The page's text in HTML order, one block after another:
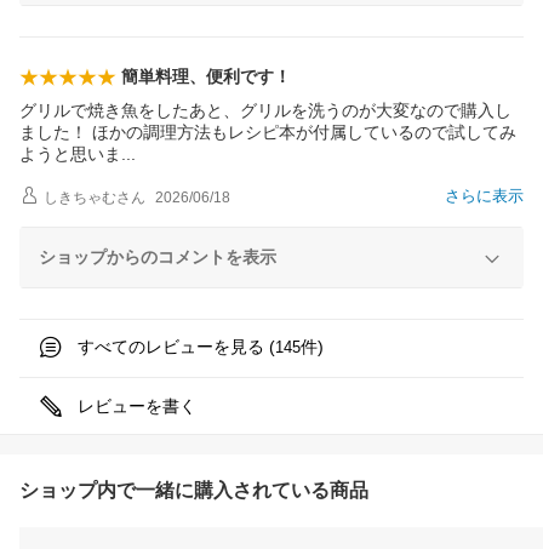
簡単料理、便利です！
グリルで焼き魚をしたあと、グリルを洗うのが大変なので購入し
ました！ ほかの調理方法もレシピ本が付属しているので試してみ
ようと思いま
さらに表示
しきちゃむさん 2026/06/18
ショップからのコメントを表示
すべてのレビューを見る (145件)
レビューを書く
ショップ内で一緒に購入されている商品